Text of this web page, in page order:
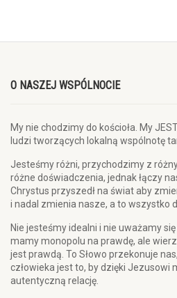
O NASZEJ WSPÓLNOCIE
My nie chodzimy do kościoła. My
ludzi tworzących lokalną wspólnotę
Jesteśmy różni, przychodzimy z
różne doświadczenia, jednak łączy
Chrystus przyszedł na świat aby
i nadal zmienia nasze, a to wszystko
Nie jesteśmy idealni i nie uważamy
mamy monopolu na prawdę, ale
jest prawdą. To Słowo przekonuje
człowieka jest to, by dzięki Jezusowi
autentyczną relację.